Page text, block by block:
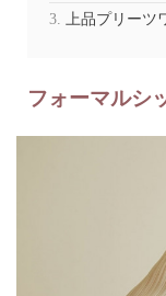
上品プリーツ
フォーマルシ